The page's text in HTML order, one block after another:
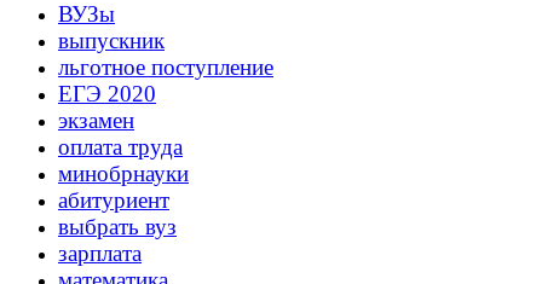
ВУЗы
выпускник
льготное поступление
ЕГЭ 2020
экзамен
оплата труда
минобрнауки
абитуриент
выбрать вуз
зарплата